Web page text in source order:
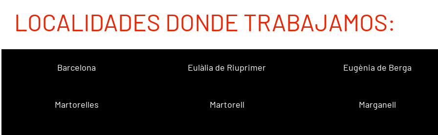
LOCALIDADES DONDE TRABAJAMOS:
Barcelona Eulàlia de Riuprimer Eugènia de Berga
Martorelles Martorell Marganell